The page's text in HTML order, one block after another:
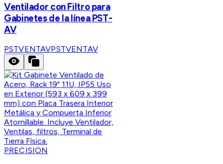
Ventilador con Filtro para
Gabinetes de la línea PST-
AV
PSTVENTAVPSTVENTAV
PRECISION